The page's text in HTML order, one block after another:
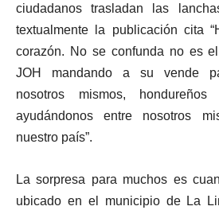
ciudadanos trasladan las
textualmente la publicación cita
corazón. No se confunda no es
JOH mandando a su vende
nosotros mismos,
ayudándonos entre nosotros
nuestro país”.
La sorpresa para muchos es
ubicado en el municipio de La